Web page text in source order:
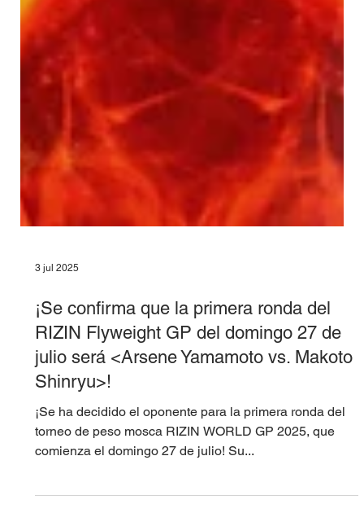
3 jul 2025
¡Se confirma que la primera ronda del
RIZIN Flyweight GP del domingo 27 de
julio será <Arsene Yamamoto vs. Makoto
Shinryu>!
¡Se ha decidido el oponente para la primera ronda del